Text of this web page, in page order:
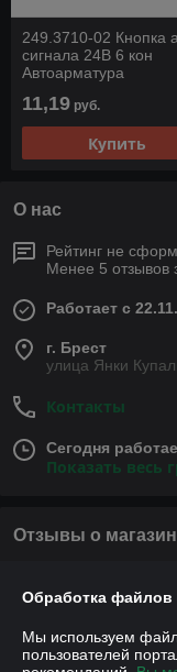
249.3710-02 Кнопка
сигнала 24В 6 кон
Автоарматура
11,19 руб.
Купить
О нас
Рейтинг не
Менее 5 отзывов
Работает с
г. Брест
улица Янки
Контакты
Сегодня
Показать весь
Отзывы о
О нас
Обработка файлов
Мы используем
пользователей